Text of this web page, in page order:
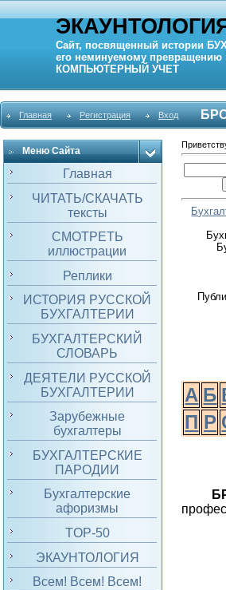
Сайт, посвященный истории
его неминуемому превращению
КОМПЬЮТЕРНЫЙ УЧЕТ
Главная Регистрация Вход
Меню Сайта
Главная
ЧИТАТЬ/СКАЧАТЬ
тексты
СМОТРЕТЬ
иллюстрации
Реплики
ИСТОРИЯ РУССКОЙ
БУХГАЛТЕРИИ
БУХГАЛТЕРСКИЙ
СЛОВАРЬ
ДЕЯТЕЛИ РУССКОЙ
БУХГАЛТЕРИИ
Зарубежные
бухгалтеры
БУХГАЛТЕРСКИЕ
ПАРОДИИ
Бухгалтерские
афоризмы
TOP-50
ЭКАУНТОЛОГИЯ
Всем! Всем! Всем!
А Б
П Р